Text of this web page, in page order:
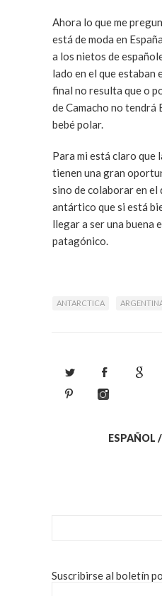
Ahora lo que me
está de moda en
a los nietos de
lado en el que estaban
final no resulta que o
de Camacho no tendrá
bebé polar.
Para mi está claro que
tienen una gran
sino de colaborar en
antártico que si está
llegar a ser una buena
patagónico.
ANTARCTICA
ESPAÑOL /
Suscribirse al boletín